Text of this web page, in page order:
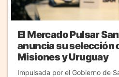
El Mercado Pulsar
anuncia su selección
Misiones y Uruguay
Impulsada por el Gobierno de